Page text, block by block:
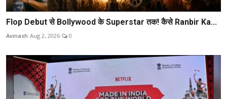
Flop Debut से Bollywood के Superstar तक! कैसे Ranbir Ka...
Avinash Aug 2, 2026 0